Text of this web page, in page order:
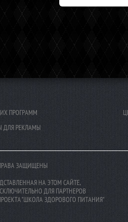
ПРОГРАММ
ДЛЯ РЕКЛАМЫ
ПРАВА ЗАЩИЩЕНЫ
НА ЭТОМ САЙТЕ,
ДЛЯ ПАРТНЕРОВ
"ШКОЛА ЗДОРОВОГО ПИТАНИЯ"